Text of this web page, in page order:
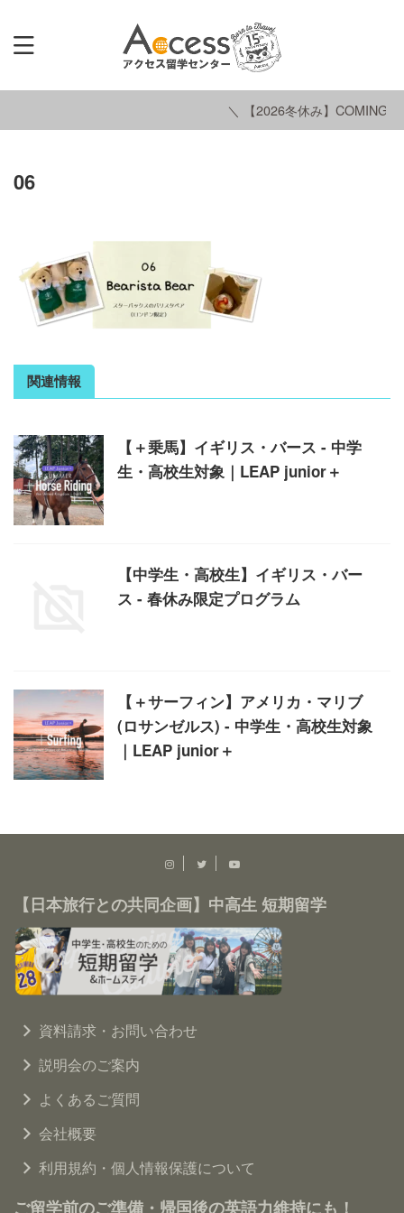
＼ 【2026冬休み】COMING
06
関連情報
【＋乗馬】イギリス・バース - 中学
生・高校生対象｜LEAP junior＋
【中学生・高校生】イギリス・バー
ス - 春休み限定プログラム
【＋サーフィン】アメリカ・マリブ
(ロサンゼルス) - 中学生・高校生対象
｜LEAP junior＋
【日本旅行との共同企画】中高生 短期留学
資料請求・お問い合わせ
説明会のご案内
よくあるご質問
会社概要
利用規約・個人情報保護について
ご留学前のご準備・帰国後の英語力維持にも！